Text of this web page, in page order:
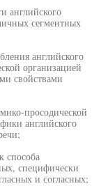
английского
сегментных
английского
организацией
свойствами
просодической
английского
способа
специфически
и согласных;